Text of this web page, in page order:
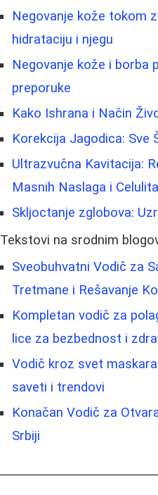
Negovanje kože tokom
hidrataciju i njegu
Negovanje kože i borba
preporuke
Kako Ishrana i Način
Korekcija Jagodica: Sve
Ultrazvučna Kavitacija:
Masnih Naslaga i Celulita
Skljoctanje zglobova:
Tekstovi na srodnim
Sveobuhvatni Vodič za
Tretmane i Rešavanje
Kompletan vodič za
lice za bezbednost i
Vodič kroz svet
saveti i trendovi
Konačan Vodič za
Srbiji